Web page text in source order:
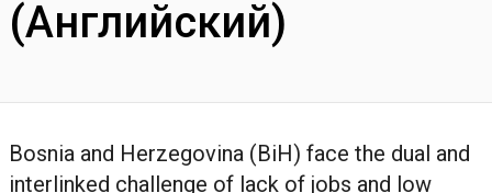
(Английский)
Bosnia and Herzegovina (BiH) face the dual and
interlinked challenge of lack of jobs and low